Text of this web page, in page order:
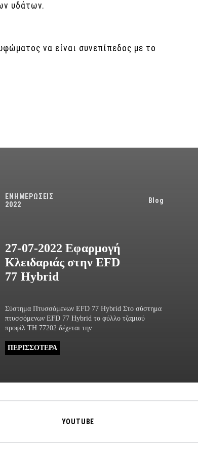
υδάτων.
να είναι συνεπίπεδος με το
ΕΝΗΜΕΡΩΣΕΙΣ
2022
Blog
27-07-2022 Εφαρμογή
Κλειδαριάς στην EFD
77 Hybrid
Σύστημα Πτυσσόμενων EFD 77 Hybrid Στο σύστημα
πτυσσόμενων EFD 77 Hybrid το φύλλο τζαμιού
προφίλ ΤΗ 77202 δέχεται την
ΠΕΡΙΣΣΟΤΕΡΑ
YOUTUBE